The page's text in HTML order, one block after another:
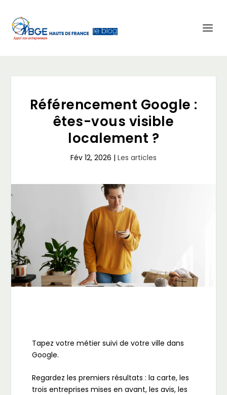
Référencement Google :
êtes-vous visible
localement ?
Fév 12, 2026 | Les articles
Tapez votre métier suivi de votre ville dans
Google.
Regardez les premiers résultats : la carte, les
trois entreprises mises en avant, les avis, les